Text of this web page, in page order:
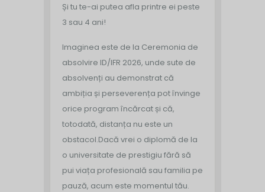
Și tu te-ai putea afla printre ei peste
3 sau 4 ani!
Imaginea este de la Ceremonia de
absolvire ID/IFR 2026, unde sute de
absolvenți au demonstrat că
ambiția și perseverența pot învinge
orice program încărcat și că,
totodată, distanța nu este un
obstacol.Dacă vrei o diplomă de la
o universitate de prestigiu fără să
pui viața profesională sau familia pe
pauză, acum este momentul tău.